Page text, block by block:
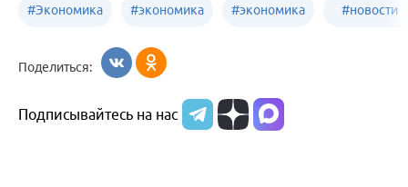
#Экономика #экономика
Алтайский
край
#экономика #новости
Поделиться:
Подписывайтесь на нас